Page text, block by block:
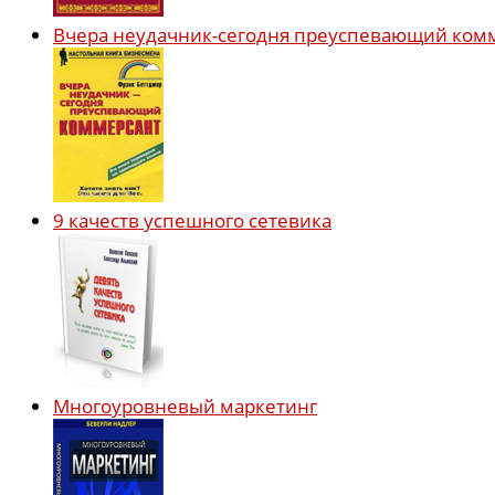
Вчера неудачник-сегодня преуспевающий
9 качеств успешного сетевика
Многоуровневый маркетинг